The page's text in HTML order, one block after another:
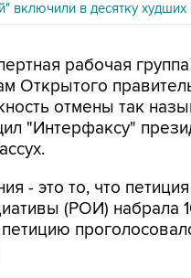
включили в десятку худших
рабочая
Открытого
отмены так
"Интерфаксу"
- это то, что
(РОИ) набрала